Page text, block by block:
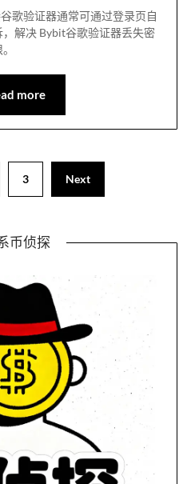
歌验证器通常可通过登录页自
解决 Bybit谷歌验证器丢失密
more
3 Next
币侦探